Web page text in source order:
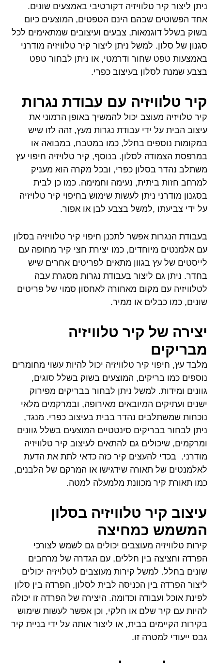
ניתן ליצור קיר טלוויזיה דקורטיבי באמצעים שונים.
אחד הפשוטים שבהם הינם הטפטים, המוצעים כיום
בשוק בשלל דוגמאות, צבעים ועיצובים שמתאימים לכל
סגנון של סלון. למשל ניתן ליצור קיר טלוויזיה מודרני
באמצעות טפט שחור ודרמטי, או ניתן לבחור טפט
בצבע שמנת לסלון בעיצוב כפרי.
קיר טלוויזיה עם עבודת נגרות
קיר טלויזיה מעוצב יכול להמשיך באופן הרמוני את
עיצוב הבית על ידי עבודת נגרות מעץ, זהה לזו שיש
במקומות נוספים בחלל, כמו במטבח, במבואה או
במרפסת הצמודה לסלון. בנוסף, קיר טלויזיה חיפוי עץ
משתלב נהדר בסלון כפרי, ובכל מקרה הוא מעניק
למרחב חזות ביתית, נעימה וחמימה. כמו כן לבית
בסגנון מודרני ניתן לעשות שימוש בחיפוי קיר טלויזיה
על ידי צביעתו ,למשל בצבע לבן או אפור.
בעבודת הנגרות אפשר לתכנן חיפוי קיר טלוויזיה בסלון
עם אלמנטים מיוחדים, כמו יצירת חצי קיר מחופה עם
לייסטים של עץ בגוון מתאים לפריטים אחרים שיש
בחדר. ניתן גם ליצור בעבודת נגרות מסגרת עבה
לטלוויזיה עם מקום מאחורה לאחסון סמוי של פריטים
שונים, כמו כבלים או ממיר.
יצירה של קיר טלוויזיה
מבריקים
מלבד עץ, חיפוי קיר טלוויזיה יכול להיות עשוי מחומרים
נוספים כמו בריקים, המוצעים בשוק בשלל סוגים,
גוונים ומידות. למשל ניתן לבחור בבריקים מפירוק
ישנים ועתיקים המיובאים מאירופה, ובמרקמים מלאי
נוכחות שמשתלבים נהדר בבית בעיצוב כפרי. מנגד,
ניתן לבחור בבריקים סינטטיים המוצעים בשלל גוונים
ומרקמים, שיכולים גם להתאים לעיצוב קיר טלוויזיה
מודרני. בכדי להעצים קיר כזה כדאי לתת את הדעת
לאלמנטים של תאורה שידגישו או המרקם של הלבנים,
כמו תאורת קיר מכוונת מלמעלה למטה.
עיצוב קיר טלוויזיה בסלון
המשמש כמחיצה
קירות טלוויזיה מעוצבים יכולים גם לשמש לצורכי
הפרדה וחציצה בין חללים, עם הגדרה של מרחבים
שונים בחלל. למשל קירות מעוצבים לטלויזיה יכולים
ליצור הפרדה בין הכניסה לבית לסלון, הפרדה בין סלון
לפינת אוכל ועבודה וכדומה. היצירה של הפרדה זו יכולה
להיות עם קיר שלם או חלקי, וכן אפשר לעשות שימוש
בקירות הקיימים בבית, או ליצור אותה על ידי בניית קיר
גבס ייעודי למטרה זו.